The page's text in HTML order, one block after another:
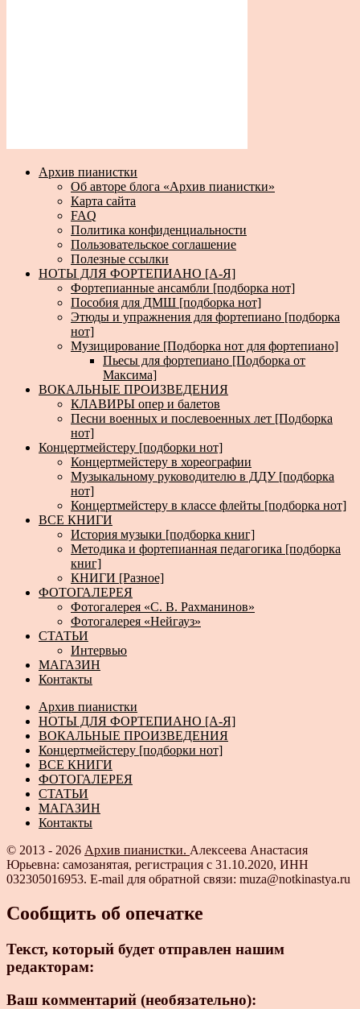
Архив пианистки
Об авторе блога «Архив пианистки»
Карта сайта
FAQ
Политика конфиденциальности
Пользовательское соглашение
Полезные ссылки
НОТЫ ДЛЯ ФОРТЕПИАНО [А-Я]
Фортепианные ансамбли [подборка нот]
Пособия для ДМШ [подборка нот]
Этюды и упражнения для фортепиано [подборка
нот]
Музицирование [Подборка нот для фортепиано]
Пьесы для фортепиано [Подборка от
Максима]
ВОКАЛЬНЫЕ ПРОИЗВЕДЕНИЯ
КЛАВИРЫ опер и балетов
Песни военных и послевоенных лет [Подборка
нот]
Концертмейстеру [подборки нот]
Концертмейстеру в хореографии
Музыкальному руководителю в ДДУ [подборка
нот]
Концертмейстеру в классе флейты [подборка нот]
ВСЕ КНИГИ
История музыки [подборка книг]
Методика и фортепианная педагогика [подборка
книг]
КНИГИ [Разное]
ФОТОГАЛЕРЕЯ
Фотогалерея «С. В. Рахманинов»
Фотогалерея «Нейгауз»
СТАТЬИ
Интервью
МАГАЗИН
Контакты
Архив пианистки
НОТЫ ДЛЯ ФОРТЕПИАНО [А-Я]
ВОКАЛЬНЫЕ ПРОИЗВЕДЕНИЯ
Концертмейстеру [подборки нот]
ВСЕ КНИГИ
ФОТОГАЛЕРЕЯ
СТАТЬИ
МАГАЗИН
Контакты
© 2013 - 2026 Архив пианистки. Алексеева Анастасия
Юрьевна: самозанятая, регистрация с 31.10.2020, ИНН
032305016953. E-mail для обратной связи: muza@notkinastya.ru
Сообщить об опечатке
Текст, который будет отправлен нашим
редакторам:
Ваш комментарий (необязательно):